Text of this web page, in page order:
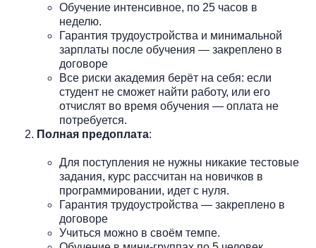
Обучение интенсивное, по 25 часов в
неделю.
Гарантия трудоустройства и минимальной
зарплаты после обучения — закреплено в
договоре
Все риски академия берёт на себя: если
студент не сможет найти работу, или его
отчислят во время обучения — оплата не
потребуется.
Полная предоплата:
Для поступления не нужны никакие тестовые
задания, курс рассчитан на новичков в
программировании, идет с нуля.
Гарантия трудоустройства — закреплено в
договоре
Учиться можно в своём темпе.